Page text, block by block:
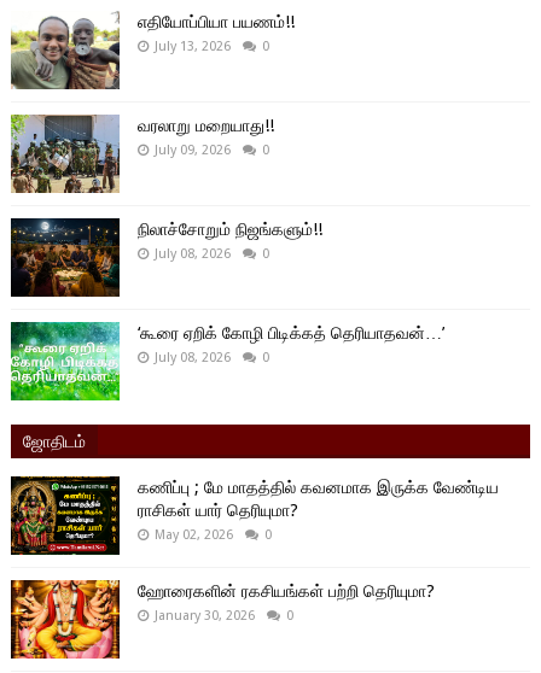
எதியோப்பியா பயணம்!!
July 13, 2026 0
வரலாறு மறையாது!!
July 09, 2026 0
நிலாச்சோறும் நிஜங்களும்!!
July 08, 2026 0
‘கூரை ஏறிக் கோழி பிடிக்கத் தெரியாதவன்…’
July 08, 2026 0
ஜோதிடம்
கணிப்பு ; மே மாதத்தில் கவனமாக இருக்க வேண்டிய
ராசிகள் யார் தெரியுமா?
May 02, 2026 0
ஹோரைகளின் ரகசியங்கள் பற்றி தெரியுமா?
January 30, 2026 0